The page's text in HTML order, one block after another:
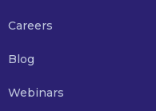
Careers
Blog
Webinars